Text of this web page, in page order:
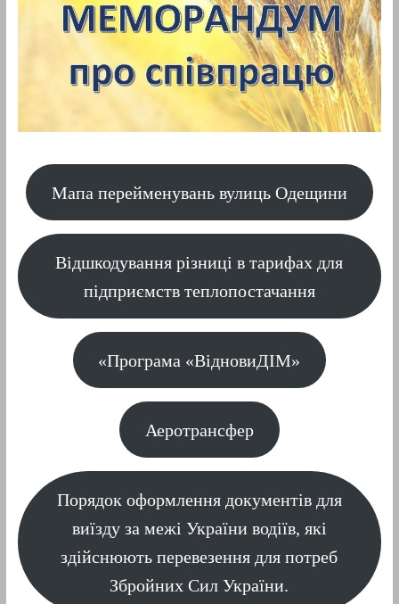
Мапа перейменувань вулиць Одещини
Відшкодування різниці в тарифах для
підприємств теплопостачання
«Програма «ВідновиДІМ»
Аеротрансфер
Порядок оформлення документів для
виїзду за межі України водіїв, які
здійснюють перевезення для потреб
Збройних Сил України.